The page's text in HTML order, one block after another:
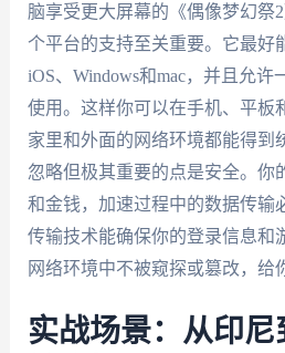
脑享受更大屏幕的《偶像梦幻祭
个平台的支持至关重要。它最好
iOS、Windows和mac，并且允许
使用。这样你可以在手机、平板
家里和外面的网络环境都能得到
忽略但极其重要的点是安全。你
和金钱，加速过程中的数据传输
传输技术能确保你的登录信息和
网络环境中不被窥探或篡改，给
实战场景：从印